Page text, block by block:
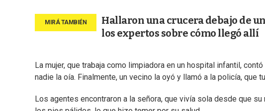
Hallaron una crucera debajo de
los expertos sobre cómo llegó allí
La mujer, que trabaja como limpiadora en un hospital infantil,
nadie la oía. Finalmente, un vecino la oyó y llamó a la policía, que
Los agentes encontraron a la señora, que vivía sola desde que